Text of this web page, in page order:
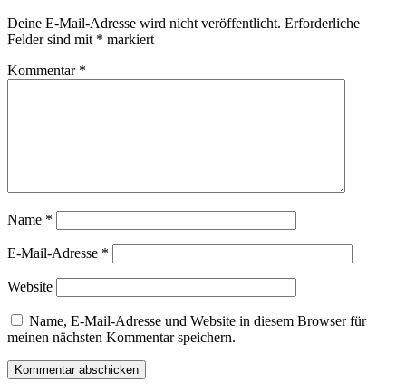
Deine E-Mail-Adresse wird nicht veröffentlicht. Erforderliche
Felder sind mit * markiert
Kommentar *
Name *
E-Mail-Adresse *
Website
Name, E-Mail-Adresse und Website in diesem Browser für
meinen nächsten Kommentar speichern.